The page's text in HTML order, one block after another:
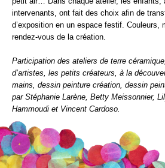
intervenants, ont fait des choix afin de
d’exposition en un espace festif. Couleurs,
rendez-vous de la création.
Participation des ateliers de terre
d’artistes, les petits créateurs, à la
mains, dessin peinture création, dessin
par Stéphanie Larène, Betty Meissonnier,
Hammoudi et Vincent Cardoso.